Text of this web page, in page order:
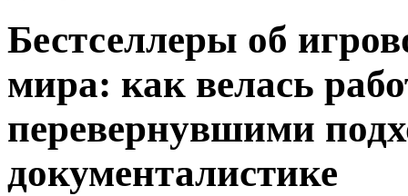
Бестселлеры об
мира: как велась
перевернувшими
документалистике